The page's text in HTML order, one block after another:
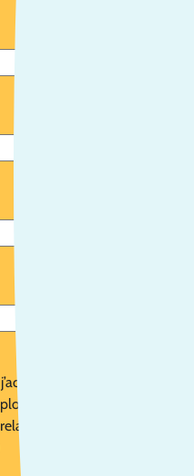
que les
dans le cadre de la
commerciale qui